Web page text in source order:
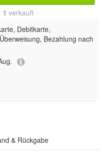
1 verkauft
Debitkarte,
Bezahlung nach
& Rückgabe